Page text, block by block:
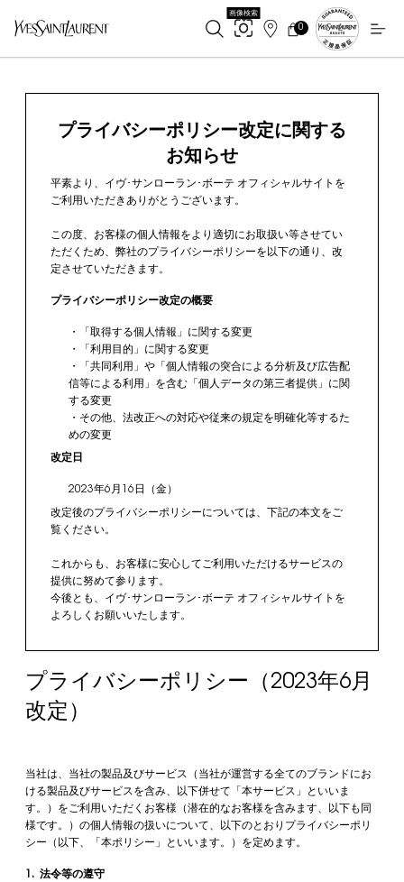
画像検索
店
カ
0
0 カート内の製品
プライバシーポリシー改定に関する
お知らせ
平素より、イヴ･サンローラン･ボーテ オフィシャルサイトを
ご利用いただきありがとうございます。
この度、お客様の個人情報をより適切にお取扱い等させてい
ただくため、弊社のプライバシーポリシーを以下の通り、改
定させていただきます。
プライバシーポリシー改定の概要
・「取得する個人情報」に関する変更
・「利用目的」に関する変更
・「共同利用」や「個人情報の突合による分析及び広告配
信等による利用」を含む「個人データの第三者提供」に関
する変更
・その他、法改正への対応や従来の規定を明確化等するた
めの変更
改定日
2023年6月16日（金）
改定後のプライバシーポリシーについては、下記の本文をご
覧ください。
これからも、お客様に安心してご利用いただけるサービスの
提供に努めて参ります。
今後とも、イヴ･サンローラン･ボーテ オフィシャルサイトを
よろしくお願いいたします。
プライバシーポリシー （2023年6月
改定）
当社は、当社の製品及びサービス（当社が運営する全てのブランドにお
ける製品及びサービスを含み、以下併せて「本サービス」といいま
す。）をご利用いただくお客様（潜在的なお客様を含みます、以下も同
様です。）の個人情報の扱いについて、以下のとおりプライバシーポリ
シー（以下、「本ポリシー」といいます。）を定めます。
1. 法令等の遵守